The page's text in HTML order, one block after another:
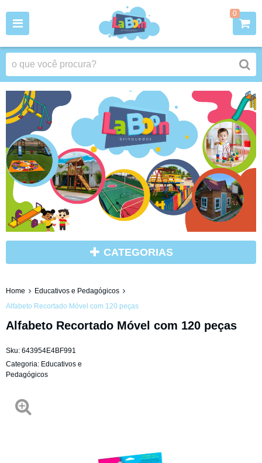
0
CATEGORIAS
Home
Educativos e Pedagógicos
Alfabeto Recortado Móvel com 120 peças
Alfabeto Recortado Móvel com 120 peças
Sku: 643954E4BF991
Categoria: Educativos e
Pedagógicos